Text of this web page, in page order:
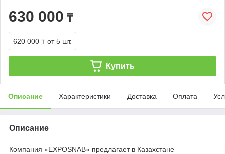
630 000 ₸
620 000 ₸ от 5 шт.
Купить
Описание Характеристики Доставка Оплата
Описание
Компания «EXPOSNAB» предлагает в Казахстане